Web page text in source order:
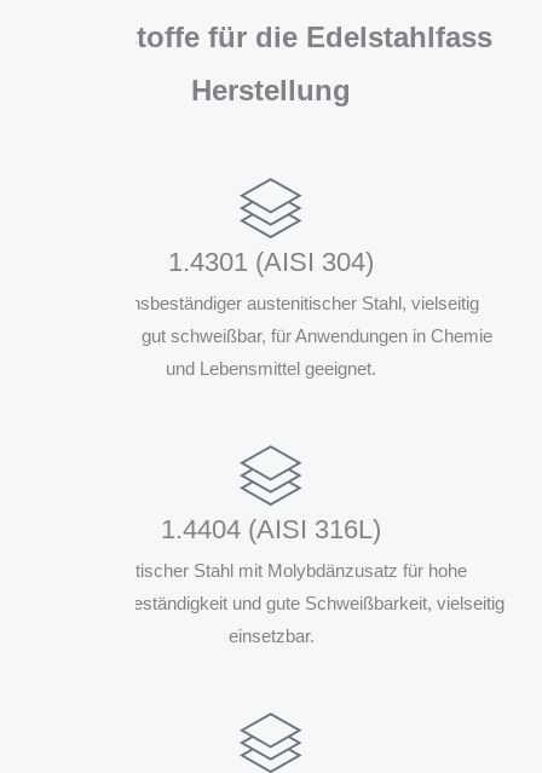
Werkstoffe für die Edelstahlfass
Herstellung
1.4301 (AISI 304)
Korrosionsbeständiger austenitischer Stahl, vielseitig
einsetzbar, gut schweißbar, für Anwendungen in Chemie
und Lebensmittel geeignet.
1.4404 (AISI 316L)
Austenitischer Stahl mit Molybdänzusatz für hohe
Korrosionsbeständigkeit und gute Schweißbarkeit, vielseitig
einsetzbar.